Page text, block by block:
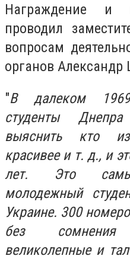
Награждение и
проводил
вопросам
органов Александр
"В далеком
студенты
выяснить кто
красивее и т. д., и
лет. Это
молодежный
Украине. 300
без
великолепные и